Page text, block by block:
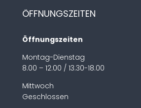
ÖFFNUNGSZEITEN
Öffnungszeiten
Montag-Dienstag
8.00 – 12:00 / 13.30-18.00
Mittwoch
Geschlossen